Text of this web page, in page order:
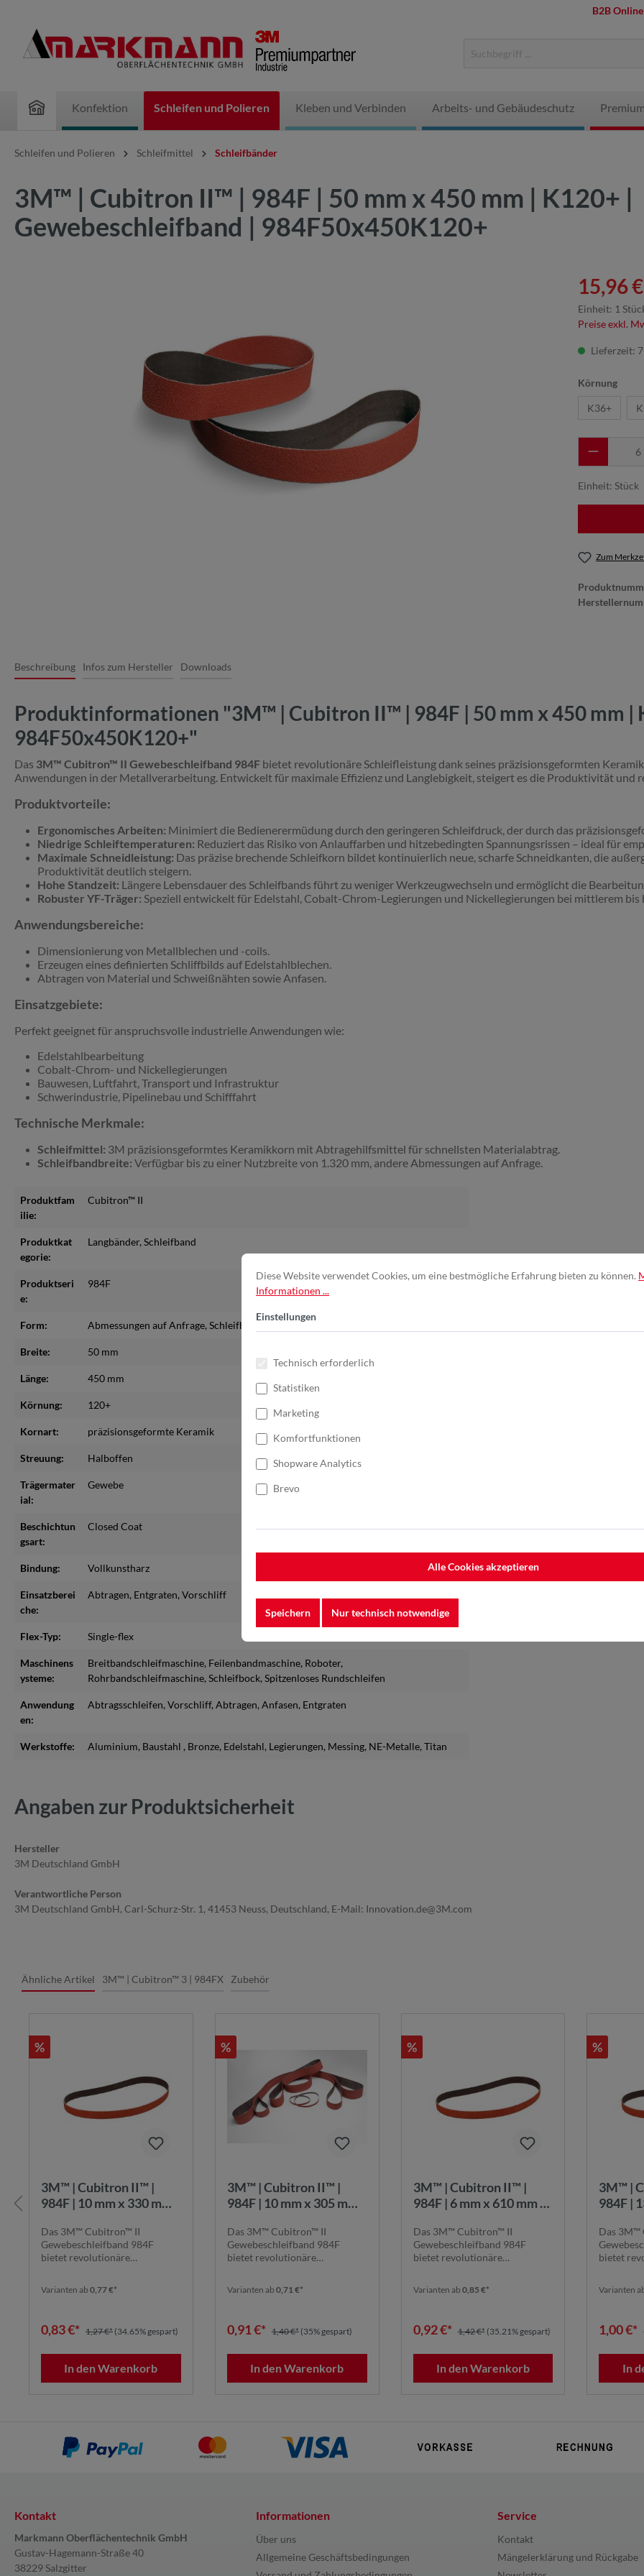
B2B
Konfektion Schleifen und Polieren Kleben und Verbinden Arbeits- und Gebäudeschutz
Schleifen und Polieren Schleifmittel Schleifbänder
3M™ | Cubitron II™ | 984F | 50 mm x 450 mm | K120+ |
Gewebeschleifband | 984F50x450K120+
15,96
Einheit: 1
Preise exkl.
Lieferzeit:
Körnung
K36+
Einheit: Stück
Zum
Beschreibung Infos zum Hersteller Downloads
Produktinformationen "3M™ | Cubitron II™ | 984F | 50 mm x 450 mm |
984F50x450K120+"
Das 3M™ Cubitron™ II Gewebeschleifband 984F bietet revolutionäre Schleifleistung dank seines präzisionsgeformten
Anwendungen in der Metallverarbeitung. Entwickelt für maximale Effizienz und Langlebigkeit, steigert es die Produktivität und
Produktvorteile:
Ergonomisches Arbeiten: Minimiert die Bedienerermüdung durch den geringeren Schleifdruck, der durch das
Niedrige Schleiftemperaturen: Reduziert das Risiko von Anlauffarben und hitzebedingten Spannungsrissen – ideal für
Maximale Schneidleistung: Das präzise brechende Schleifkorn bildet kontinuierlich neue, scharfe Schneidkanten, die
Produktivität deutlich steigern.
Hohe Standzeit: Längere Lebensdauer des Schleifbands führt zu weniger Werkzeugwechseln und ermöglicht die
Robuster YF-Träger: Speziell entwickelt für Edelstahl, Cobalt-Chrom-Legierungen und Nickellegierungen bei mittlerem bis
Anwendungsbereiche:
Dimensionierung von Metallblechen und -coils.
Erzeugen eines definierten Schliffbilds auf Edelstahlblechen.
Abtragen von Material und Schweißnähten sowie Anfasen.
Einsatzgebiete:
Perfekt geeignet für anspruchsvolle industrielle Anwendungen wie:
Edelstahlbearbeitung
Cobalt-Chrom- und Nickellegierungen
Bauwesen, Luftfahrt, Transport und Infrastruktur
Schwerindustrie, Pipelinebau und Schifffahrt
Technische Merkmale:
Schleifmittel: 3M präzisionsgeformtes Keramikkorn mit Abtragehilfsmittel für schnellsten Materialabtrag.
Schleifbandbreite: Verfügbar bis zu einer Nutzbreite von 1.320 mm, andere Abmessungen auf Anfrage.
Produktfam
ilie:
Cubitron™ II
Produktkat
egorie:
Langbänder, Schleifband
Produktseri
e:
984F
Form: Abmessungen auf Anfrage, Schleifbänder bis max. Nutzbreite 1.320mm
Breite: 50 mm
Länge: 450 mm
Körnung: 120+
Kornart: präzisionsgeformte Keramik
Streuung: Halboffen
Trägermater
ial:
Gewebe
Beschichtun
gsart:
Closed Coat
Bindung: Vollkunstharz
Einsatzberei
che:
Abtragen, Entgraten, Vorschliff
Flex-Typ: Single-flex
Maschinens
ysteme:
Breitbandschleifmaschine, Feilenbandmaschine, Roboter,
Rohrbandschleifmaschine, Schleifbock, Spitzenloses Rundschleifen
Anwendung
en:
Abtragsschleifen, Vorschliff, Abtragen, Anfasen, Entgraten
Werkstoffe: Aluminium, Baustahl , Bronze, Edelstahl, Legierungen, Messing, NE-Metalle, Titan
Angaben zur Produktsicherheit
Hersteller
3M Deutschland GmbH
Verantwortliche Person
3M Deutschland GmbH, Carl-Schurz-Str. 1, 41453 Neuss, Deutschland, E-Mail: Innovation.de@3M.com
Ähnliche Artikel 3M™ | Cubitron™ 3 | 984FX Zubehör
%
3M™ | Cubitron II™ |
984F | 10 mm x 330 mm |
Gewebeschleifband |
984F10x330K36+
Das 3M™ Cubitron™ II
Gewebeschleifband 984F
bietet revolutionäre
Varianten ab 0,77 €*
0,83 €* 1,27 €* (34.65% gespart)
In den Warenkorb
%
3M™ | Cubitron II™ |
984F | 10 mm x 305 mm |
Gewebeschleifband |
984F10x305K36+
Das 3M™ Cubitron™ II
Gewebeschleifband 984F
bietet revolutionäre
Varianten ab 0,71 €*
0,91 €* 1,40 €* (35% gespart)
In den Warenkorb
%
3M™ | Cubitron II™ |
984F | 6 mm x 610 mm |
Gewebeschleifband |
7100044210
Das 3M™ Cubitron™ II
Gewebeschleifband 984F
bietet revolutionäre
Varianten ab 0,85 €*
0,92 €* 1,42 €* (35.21% gespart)
In den Warenkorb
%
3M™ | Cubitron II™ |
984F |
Das
bietet
Varianten
1,00 €*
In
Kontakt
Markmann Oberflächentechnik GmbH
Gustav-Hagemann-Straße 40
38229 Salzgitter
Informationen
Über uns
Allgemeine Geschäftsbedingungen
Service
Kontakt
Mängelerklärung und Rückgabe
Diese Website verwendet Cookies, um eine bestmögliche Erfahrung bieten zu können.
Informationen ...
Einstellungen
Technisch erforderlich
Statistiken
Marketing
Komfortfunktionen
Shopware Analytics
Brevo
Alle Cookies akzeptieren
Speichern Nur technisch notwendige